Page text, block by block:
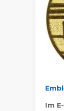
Im